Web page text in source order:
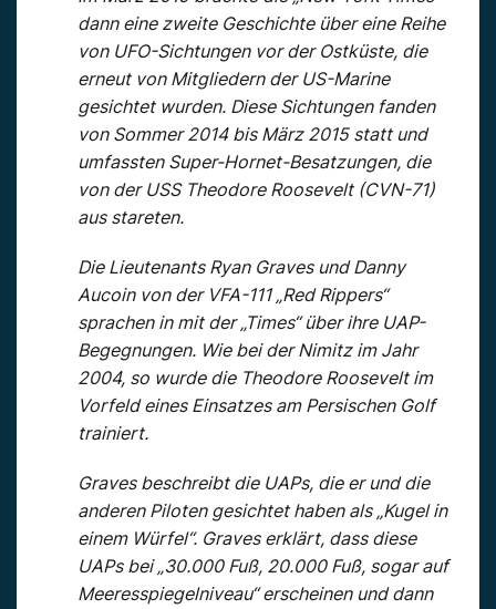
dann eine zweite Geschichte über eine Reihe
von UFO-Sichtungen vor der Ostküste, die
erneut von Mitgliedern der US-Marine
gesichtet wurden. Diese Sichtungen fanden
von Sommer 2014 bis März 2015 statt und
umfassten Super-Hornet-Besatzungen, die
von der USS Theodore Roosevelt (CVN-71)
aus stareten.
Die Lieutenants Ryan Graves und Danny
Aucoin von der VFA-111 „Red Rippers“
sprachen in mit der „Times“ über ihre UAP-
Begegnungen. Wie bei der Nimitz im Jahr
2004, so wurde die Theodore Roosevelt im
Vorfeld eines Einsatzes am Persischen Golf
trainiert.
Graves beschreibt die UAPs, die er und die
anderen Piloten gesichtet haben als „Kugel in
einem Würfel“. Graves erklärt, dass diese
UAPs bei „30.000 Fuß, 20.000 Fuß, sogar auf
Meeresspiegelniveau“ erscheinen und dann